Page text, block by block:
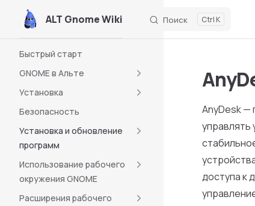
Skip to content
ALT Gnome Wiki Поиск K
Быстрый старт
GNOME в Альте
Установка
Безопасность
Установка и обновление
программ
Использование рабочего
окружения GNOME
Расширения рабочего
AnyDesk —
доступа к